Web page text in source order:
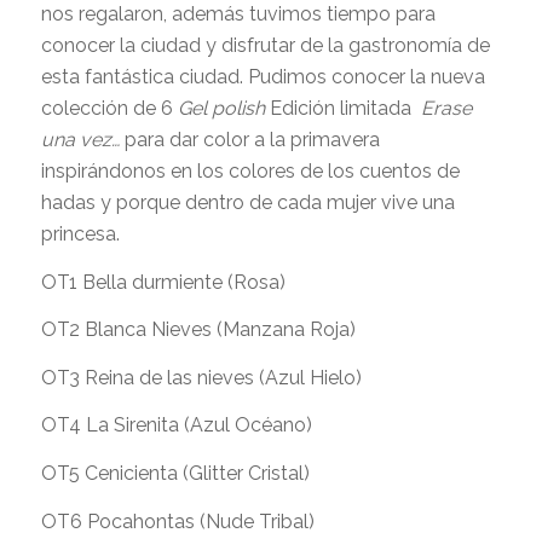
nos regalaron, además tuvimos tiempo para
conocer la ciudad y disfrutar de la gastronomía de
esta fantástica ciudad. Pudimos conocer la nueva
colección de 6 Gel polishEdición limitada Erase
una vez…para dar color a la primavera
inspirándonos en los colores de los cuentos de
hadas y porque dentro de cada mujer vive una
princesa.
OT1 Bella durmiente (Rosa)
OT2 Blanca Nieves (Manzana Roja)
OT3 Reina de las nieves (Azul Hielo)
OT4 La Sirenita (Azul Océano)
OT5 Cenicienta (Glitter Cristal)
OT6 Pocahontas (Nude Tribal)